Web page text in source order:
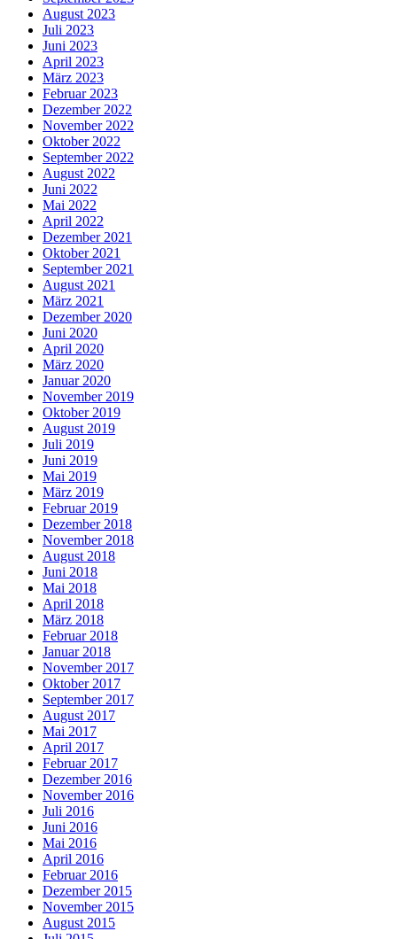
August 2023
Juli 2023
Juni 2023
April 2023
März 2023
Februar 2023
Dezember 2022
November 2022
Oktober 2022
September 2022
August 2022
Juni 2022
Mai 2022
April 2022
Dezember 2021
Oktober 2021
September 2021
August 2021
März 2021
Dezember 2020
Juni 2020
April 2020
März 2020
Januar 2020
November 2019
Oktober 2019
August 2019
Juli 2019
Juni 2019
Mai 2019
März 2019
Februar 2019
Dezember 2018
November 2018
August 2018
Juni 2018
Mai 2018
April 2018
März 2018
Februar 2018
Januar 2018
November 2017
Oktober 2017
September 2017
August 2017
Mai 2017
April 2017
Februar 2017
Dezember 2016
November 2016
Juli 2016
Juni 2016
Mai 2016
April 2016
Februar 2016
Dezember 2015
November 2015
August 2015